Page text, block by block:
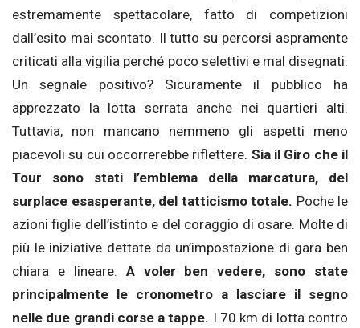
estremamente spettacolare, fatto di competizioni
dall’esito mai scontato. Il tutto su percorsi aspramente
criticati alla vigilia perché poco selettivi e mal disegnati.
Un segnale positivo? Sicuramente il pubblico ha
apprezzato la lotta serrata anche nei quartieri alti.
Tuttavia, non mancano nemmeno gli aspetti meno
piacevoli su cui occorrerebbe riflettere. Sia il Giro che il
Tour sono stati l’emblema della marcatura, del
surplace esasperante, del tatticismo totale. Poche le
azioni figlie dell’istinto e del coraggio di osare. Molte di
più le iniziative dettate da un’impostazione di gara ben
chiara e lineare. A voler ben vedere, sono state
principalmente le cronometro a lasciare il segno
nelle due grandi corse a tappe. I 70 km di lotta contro